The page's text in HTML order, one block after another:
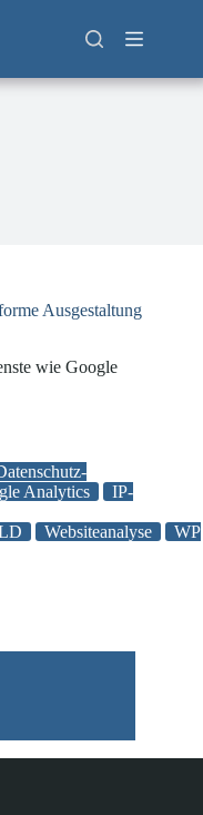
Ausgestaltung
wie Google
Analytics
IP-
Websiteanalyse
WP